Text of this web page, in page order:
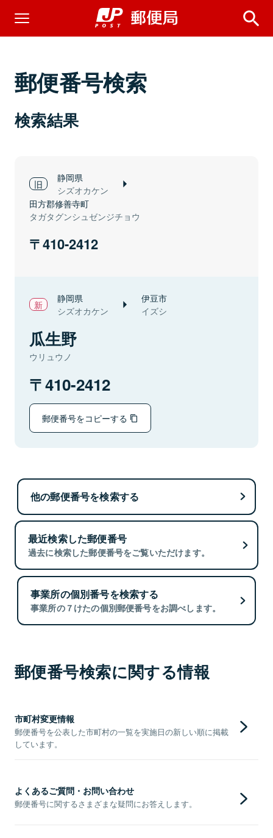
郵便番号検索
検索結果
静岡県
シズオカケン
田方郡修善寺町
タガタグンシュゼンジチョウ
410-2412
静岡県
シズオカケン
伊豆市
イズシ
瓜生野
ウリュウノ
410-2412
郵便番号をコピーする
他の郵便番号を検索する
最近検索した郵便番号
過去に検索した郵便番号をご覧いただけます。
事業所の個別番号を検索する
事業所の７けたの個別郵便番号をお調べします。
郵便番号検索に関する情報
市町村変更情報
郵便番号を公表した市町村の一覧を実施日の新しい順に掲載
しています。
よくあるご質問・お問い合わせ
郵便番号に関するさまざまな疑問にお答えします。